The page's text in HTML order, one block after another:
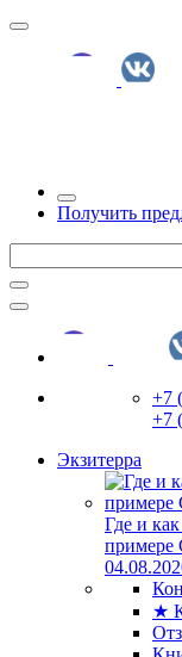
Получить
+7
+7
Экзитерра
Где и
примере
★